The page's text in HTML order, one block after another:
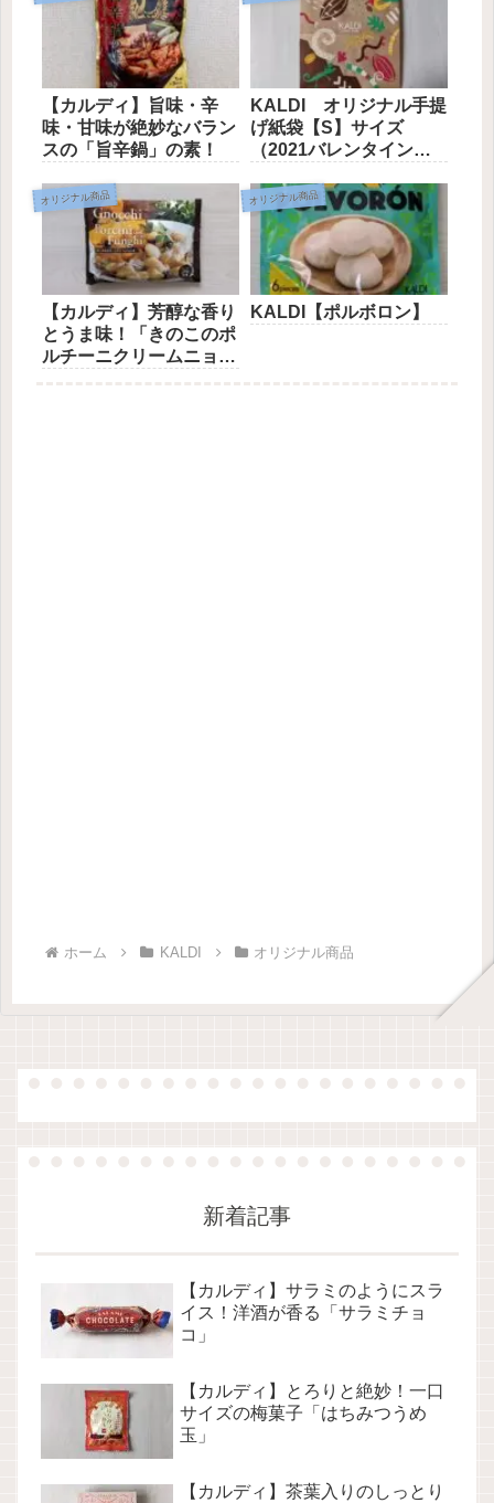
【カルディ】旨味・辛
味・甘味が絶妙なバラン
スの「旨辛鍋」の素！
KALDI オリジナル手提
げ紙袋【S】サイズ
（2021バレンタイン
オリジナル商品
【カルディ】芳醇な香り
とうま味！「きのこのポ
ルチーニクリームニョッ
オリジナル商品
KALDI【ポルボロン】
ホーム KALDI オリジナル商品
新着記事
【カルディ】サラミのようにスラ
イス！洋酒が香る「サラミチョ
コ」
【カルディ】とろりと絶妙！一口
サイズの梅菓子「はちみつうめ
玉」
【カルディ】茶葉入りのしっとり